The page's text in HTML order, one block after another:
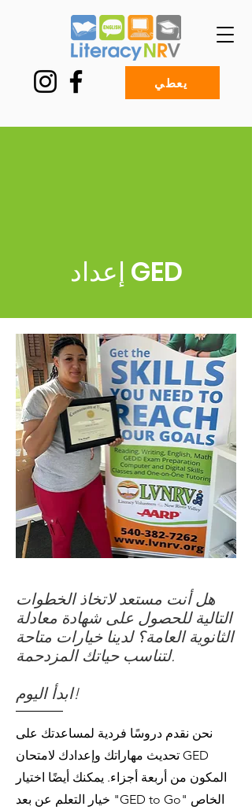
يعطي
إعداد GED
هل أنت مستعد لاتخاذ الخطوات
التالية للحصول على شهادة معادلة
الثانوية العامة؟ لدينا خيارات متاحة
لتناسب حياتك المزدحمة.
ابدأ اليوم!
نحن نقدم دروسًا فردية لمساعدتك على
تحديث مهاراتك وإعدادك لامتحان GED
المكون من أربعة أجزاء. يمكنك أيضًا اختيار
خيار التعلم عن بعد "GED to Go" الخاص